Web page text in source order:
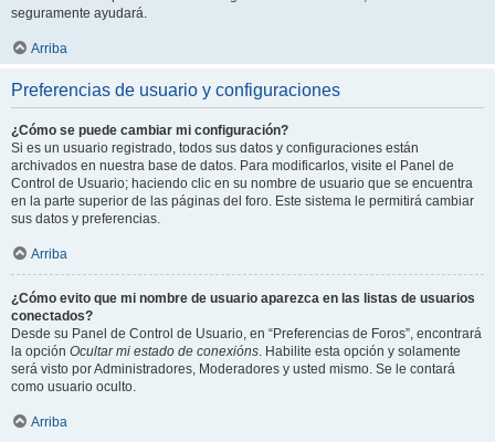
seguramente ayudará.
Arriba
Preferencias de usuario y configuraciones
¿Cómo se puede cambiar mi configuración?
Si es un usuario registrado, todos sus datos y configuraciones están
archivados en nuestra base de datos. Para modificarlos, visite el Panel de
Control de Usuario; haciendo clic en su nombre de usuario que se encuentra
en la parte superior de las páginas del foro. Este sistema le permitirá cambiar
sus datos y preferencias.
Arriba
¿Cómo evito que mi nombre de usuario aparezca en las listas de usuarios
conectados?
Desde su Panel de Control de Usuario, en “Preferencias de Foros”, encontrará
la opción Ocultar mi estado de conexións. Habilite esta opción y solamente
será visto por Administradores, Moderadores y usted mismo. Se le contará
como usuario oculto.
Arriba